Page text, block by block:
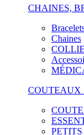
CHAINES,
Chaines
COUTEAUX